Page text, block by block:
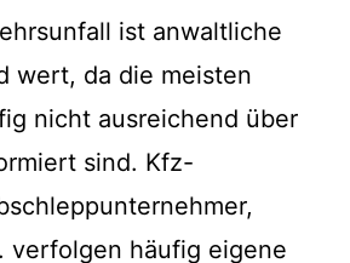
ist anwaltliche
wert, da die meisten
nicht ausreichend über
sind. Kfz-
verfolgen häufig eigene